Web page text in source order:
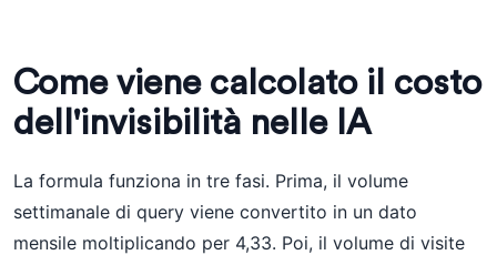
Come viene calcolato il costo
dell'invisibilità nelle IA
La formula funziona in tre fasi. Prima, il volume
settimanale di query viene convertito in un dato
mensile moltiplicando per 4,33. Poi, il volume di visite